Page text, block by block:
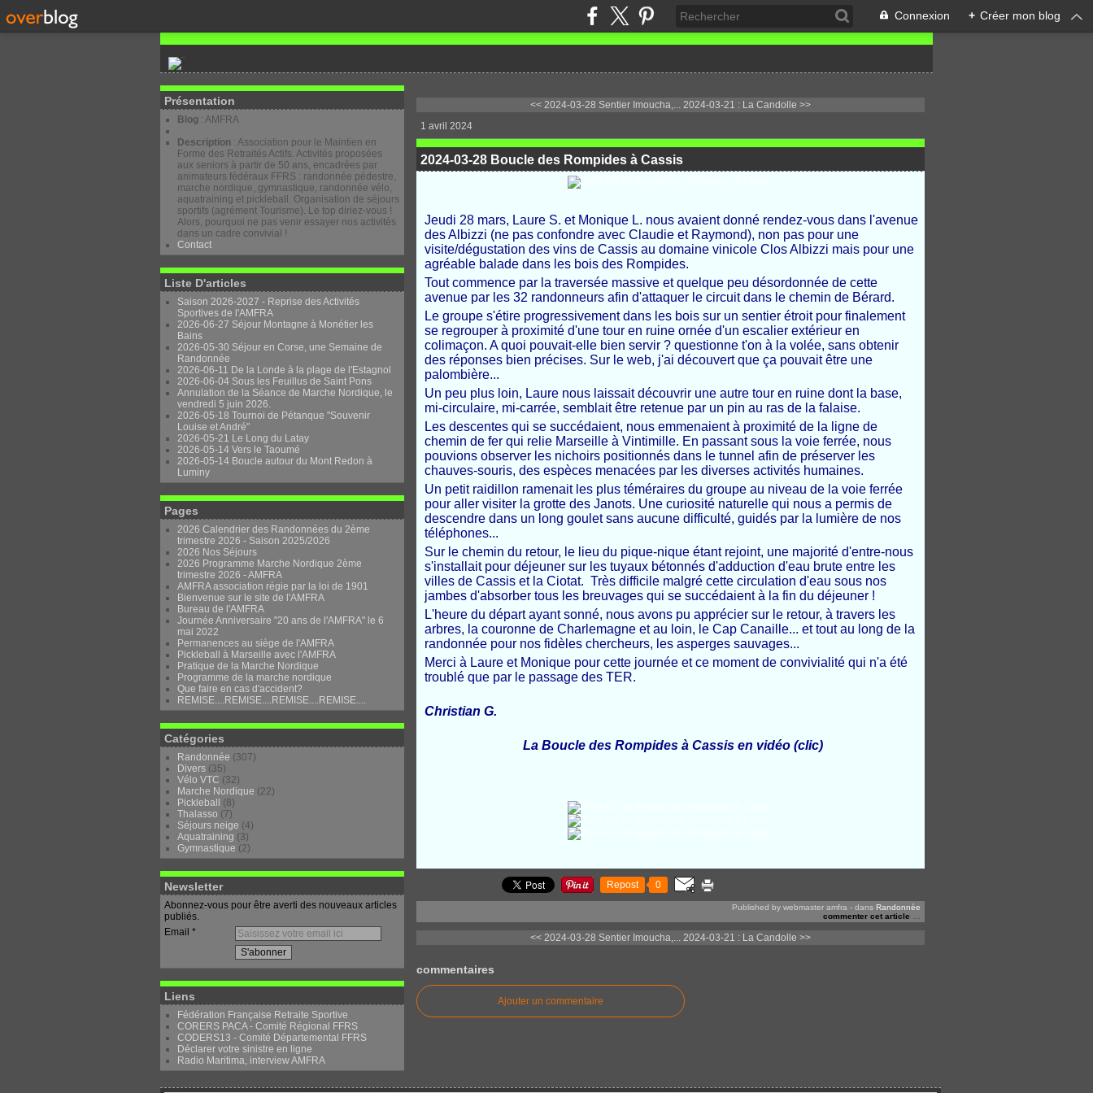
Connexion + Créer mon blog
Présentation
Blog : AMFRA
Description : Association pour le Maintien en
Forme des Retraités Actifs. Activités proposées
aux seniors à partir de 50 ans, encadrées par
animateurs fédéraux FFRS : randonnée pédestre,
marche nordique, gymnastique, randonnée vélo,
aquatraining et pickleball. Organisation de séjours
sportifs (agrément Tourisme). Le top diriez-vous !
Alors, pourquoi ne pas venir essayer nos activités
dans un cadre convivial !
Contact
Liste D'articles
Saison 2026-2027 - Reprise des Activités
Sportives de l'AMFRA
2026-06-27 Séjour Montagne à Monétier les
Bains
2026-05-30 Séjour en Corse, une Semaine de
Randonnée
2026-06-11 De la Londe à la plage de l'Estagnol
2026-06-04 Sous les Feuillus de Saint Pons
Annulation de la Séance de Marche Nordique, le
vendredi 5 juin 2026.
2026-05-18 Tournoi de Pétanque "Souvenir
Louise et André"
2026-05-21 Le Long du Latay
2026-05-14 Vers le Taoumé
2026-05-14 Boucle autour du Mont Redon à
Luminy
Pages
2026 Calendrier des Randonnées du 2ème
trimestre 2026 - Saison 2025/2026
2026 Nos Séjours
2026 Programme Marche Nordique 2ème
trimestre 2026 - AMFRA
AMFRA association régie par la loi de 1901
Bienvenue sur le site de l'AMFRA
Bureau de l'AMFRA
Journée Anniversaire "20 ans de l'AMFRA" le 6
mai 2022
Permanences au siège de l'AMFRA
Pickleball à Marseille avec l'AMFRA
Pratique de la Marche Nordique
Programme de la marche nordique
Que faire en cas d'accident?
REMISE....REMISE....REMISE....REMISE....
Catégories
Randonnée (307)
Divers (35)
Vélo VTC (32)
Marche Nordique (22)
Pickleball
(8)
Thalasso (7)
Séjours neige (4)
Aquatraining (3)
Gymnastique (2)
Newsletter
Abonnez-vous pour être averti des nouveaux articles
publiés.
Email
Liens
Fédération Française Retraite Sportive
CORERS PACA - Comité Régional FFRS
CODERS13 - Comité Départemental FFRS
Déclarer votre sinistre en ligne
Radio Maritima, interview AMFRA
<< 2024-03-28 Sentier Imoucha,... 2024-03-21 : La Candolle >>
1 avril 2024
2024-03-28 Boucle des Rompides à Cassis
Jeudi 28 mars, Laure S. et Monique L. nous avaient donné rendez-vous dans l'avenue
des Albizzi (ne pas confondre avec Claudie et Raymond), non pas pour une
visite/dégustation des vins de Cassis au domaine vinicole Clos Albizzi mais pour une
agréable balade dans les bois des Rompides.
Tout commence par la traversée massive et quelque peu désordonnée de cette
avenue par les 32 randonneurs afin d'attaquer le circuit dans le chemin de Bérard.
Le groupe s'étire progressivement dans les bois sur un sentier étroit pour finalement
se regrouper à proximité d'une tour en ruine ornée d'un escalier extérieur en
colimaçon. A quoi pouvait-elle bien servir ? questionne t'on à la volée, sans obtenir
des réponses bien précises. Sur le web, j'ai découvert que ça pouvait être une
palombière...
Un peu plus loin, Laure nous laissait découvrir une autre tour en ruine dont la base,
mi-circulaire, mi-carrée, semblait être retenue par un pin au ras de la falaise.
Les descentes qui se succédaient, nous emmenaient à proximité de la ligne de
chemin de fer qui relie Marseille à Vintimille. En passant sous la voie ferrée, nous
pouvions observer les nichoirs positionnés dans le tunnel afin de préserver les
chauves-souris, des espèces menacées par les diverses activités humaines.
Un petit raidillon ramenait les plus téméraires du groupe au niveau de la voie ferrée
pour aller visiter la grotte des Janots. Une curiosité naturelle qui nous a permis de
descendre dans un long goulet sans aucune difficulté, guidés par la lumière de nos
téléphones...
Sur le chemin du retour, le lieu du pique-nique étant rejoint, une majorité d'entre-nous
s'installait pour déjeuner sur les tuyaux bétonnés d'adduction d'eau brute entre les
villes de Cassis et la Ciotat. Très difficile malgré cette circulation d'eau sous nos
jambes d'absorber tous les breuvages qui se succédaient à la fin du déjeuner !
L'heure du départ ayant sonné, nous avons pu apprécier sur le retour, à travers les
arbres, la couronne de Charlemagne et au loin, le Cap Canaille... et tout au long de la
randonnée pour nos fidèles chercheurs, les asperges sauvages...
Merci à Laure et Monique pour cette journée et ce moment de convivialité qui n'a été
troublé que par le passage des TER.
Christian G.
La Boucle des Rompides à Cassis en vidéo(clic)
Repost 0
Published by webmaster amfra - dans Randonnée
commenter cet article
<< 2024-03-28 Sentier Imoucha,... 2024-03-21 : La Candolle >>
commentaires
Ajouter un commentaire